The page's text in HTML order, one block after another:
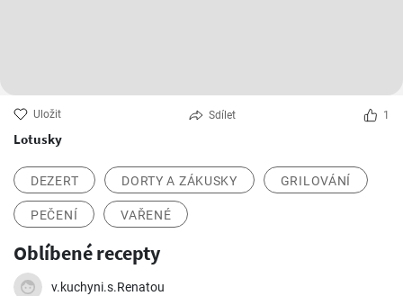
Uložit Sdílet 1
Lotusky
DEZERT DORTY A ZÁKUSKY GRILOVÁNÍ
PEČENÍ VAŘENÉ
Oblíbené recepty
v.kuchyni.s.Renatou